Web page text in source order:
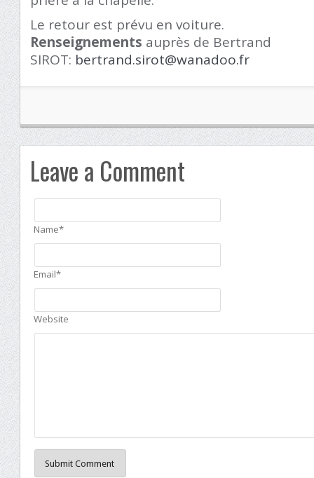
Le retour est prévu en voiture.
Renseignements auprès de Bertrand
SIROT: bertrand.sirot@wanadoo.fr
Leave a Comment
Name*
Email*
Website
Submit Comment